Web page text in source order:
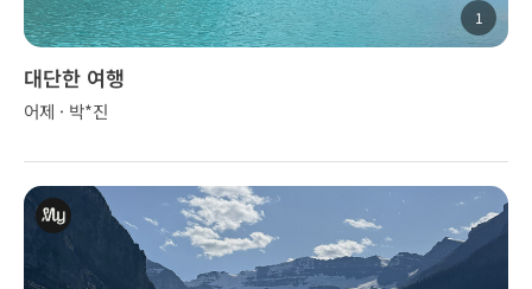
1
대단한 여행
어제 · 박*진